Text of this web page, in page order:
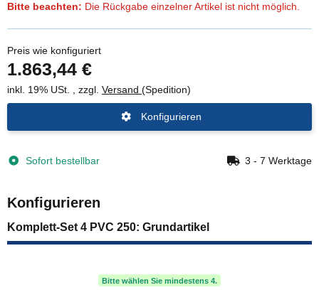
Bitte beachten: Die Rückgabe einzelner Artikel ist nicht möglich.
Preis wie konfiguriert
1.863,44 €
inkl. 19% USt. , zzgl. Versand (Spedition)
Konfigurieren
Sofort bestellbar 3 - 7 Werktage
Konfigurieren
Komplett-Set 4 PVC 250: Grundartikel
Bitte wählen Sie mindestens 4.